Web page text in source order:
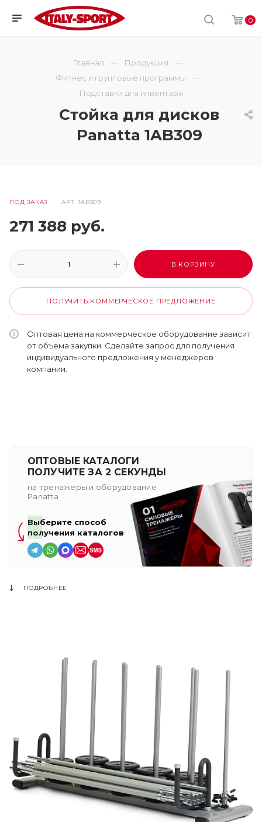
0
Главная
Продукция
Фитнес и групповые программы
Подставки для инвентаря
Стойка для дисков
Panatta 1AB309
ПОД ЗАКАЗ АРТ.1AB309
271 388 руб.
В КОРЗИНУ
ПОЛУЧИТЬ КОММЕРЧЕСКОЕ ПРЕДЛОЖЕНИЕ
Оптовая цена на коммерческое оборудование зависит
от объема закупки. Сделайте запрос для получения
индивидуального предложения у менеджеров
компании.
ОПТОВЫЕ КАТАЛОГИ
ПОЛУЧИТЕ ЗА 2 СЕКУНДЫ
на тренажеры и оборудование
Panatta
Выберите способ
получения каталогов
ПОДРОБНЕЕ